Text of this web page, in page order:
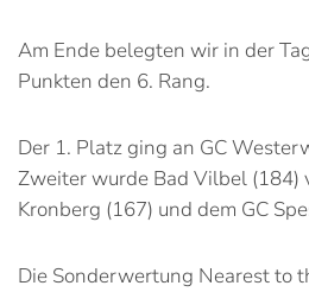
Am Ende belegten wir in der
Punkten den 6. Rang.
Der 1. Platz ging an GC
Zweiter wurde Bad Vilbel (184)
Kronberg (167) und dem GC
Die Sonderwertung Nearest to